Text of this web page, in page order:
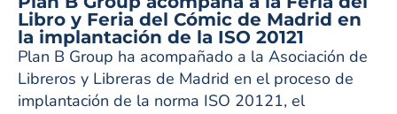
Libro y Feria del Cómic de Madrid en
la implantación de la ISO 20121
Plan B Group ha acompañado a la Asociación de
Libreros y Libreras de Madrid en el proceso de
implantación de la norma ISO 20121, el